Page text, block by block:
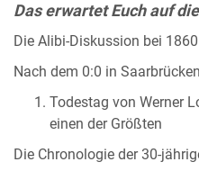
Das erwartet Euch auf
Die Alibi-Diskussion bei 1860
Nach dem 0:0 in
Todestag von Werner
einen der Größten
Die Chronologie der 30-